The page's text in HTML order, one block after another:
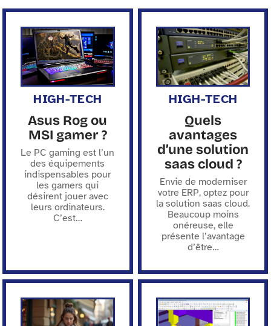
HIGH-TECH
Asus Rog ou
MSI gamer ?
Le PC gaming est l’un
des équipements
indispensables pour
les gamers qui
désirent jouer avec
leurs ordinateurs.
C’est…
HIGH-TECH
Quels
avantages
d’une solution
saas cloud ?
Envie de moderniser
votre ERP, optez pour
la solution saas cloud.
Beaucoup moins
onéreuse, elle
présente l’avantage
d’être…